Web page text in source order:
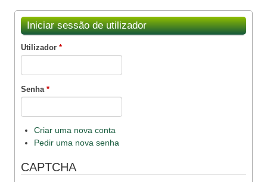
Iniciar sessão de utilizador
Utilizador *
Senha *
Criar uma nova conta
Pedir uma nova senha
CAPTCHA